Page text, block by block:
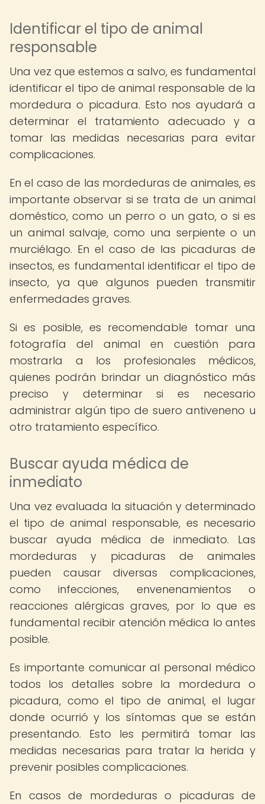
Identificar el tipo de animal
responsable
Una vez que estemos a salvo, es fundamental
identificar el tipo de animal responsable de la
mordedura o picadura. Esto nos ayudará a
determinar el tratamiento adecuado y a
tomar las medidas necesarias para evitar
complicaciones.
En el caso de las mordeduras de animales, es
importante observar si se trata de un animal
doméstico, como un perro o un gato, o si es
un animal salvaje, como una serpiente o un
murciélago. En el caso de las picaduras de
insectos, es fundamental identificar el tipo de
insecto, ya que algunos pueden transmitir
enfermedades graves.
Si es posible, es recomendable tomar una
fotografía del animal en cuestión para
mostrarla a los profesionales médicos,
quienes podrán brindar un diagnóstico más
preciso y determinar si es necesario
administrar algún tipo de suero antiveneno u
otro tratamiento específico.
Buscar ayuda médica de
inmediato
Una vez evaluada la situación y determinado
el tipo de animal responsable, es necesario
buscar ayuda médica de inmediato. Las
mordeduras y picaduras de animales
pueden causar diversas complicaciones,
como infecciones, envenenamientos o
reacciones alérgicas graves, por lo que es
fundamental recibir atención médica lo antes
posible.
Es importante comunicar al personal médico
todos los detalles sobre la mordedura o
picadura, como el tipo de animal, el lugar
donde ocurrió y los síntomas que se están
presentando. Esto les permitirá tomar las
medidas necesarias para tratar la herida y
prevenir posibles complicaciones.
En casos de mordeduras o picaduras de